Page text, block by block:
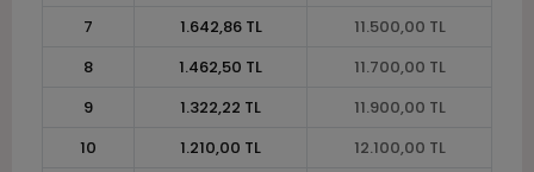
7
1.642,86 TL
11.500,00 TL
8
1.462,50 TL
11.700,00 TL
9
1.322,22 TL
11.900,00 TL
10
1.210,00 TL
12.100,00 TL